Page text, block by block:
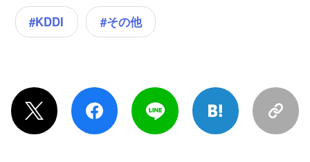
#KDDI #その他